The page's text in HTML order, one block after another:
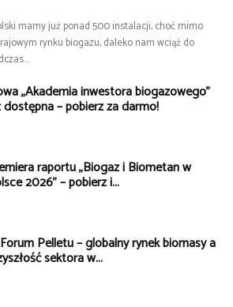
mamy już ponad 500 instalacji, choć mimo
rynku biogazu, daleko nam wciąż do
„Akademia inwestora biogazowego”
dostępna – pobierz za darmo!
raportu „Biogaz i Biometan w
2026” – pobierz i...
Forum Pelletu – globalny rynek biomasy a
sektora w...